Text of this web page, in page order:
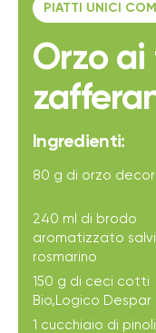
PIATTI UNICI
Orzo
Ingredienti:
80 g di orzo
240 ml di brodo
aromatizzato
rosmarino
150 g di ceci cotti
Bio,Logico Despar
1 cucchiaio di pinoli